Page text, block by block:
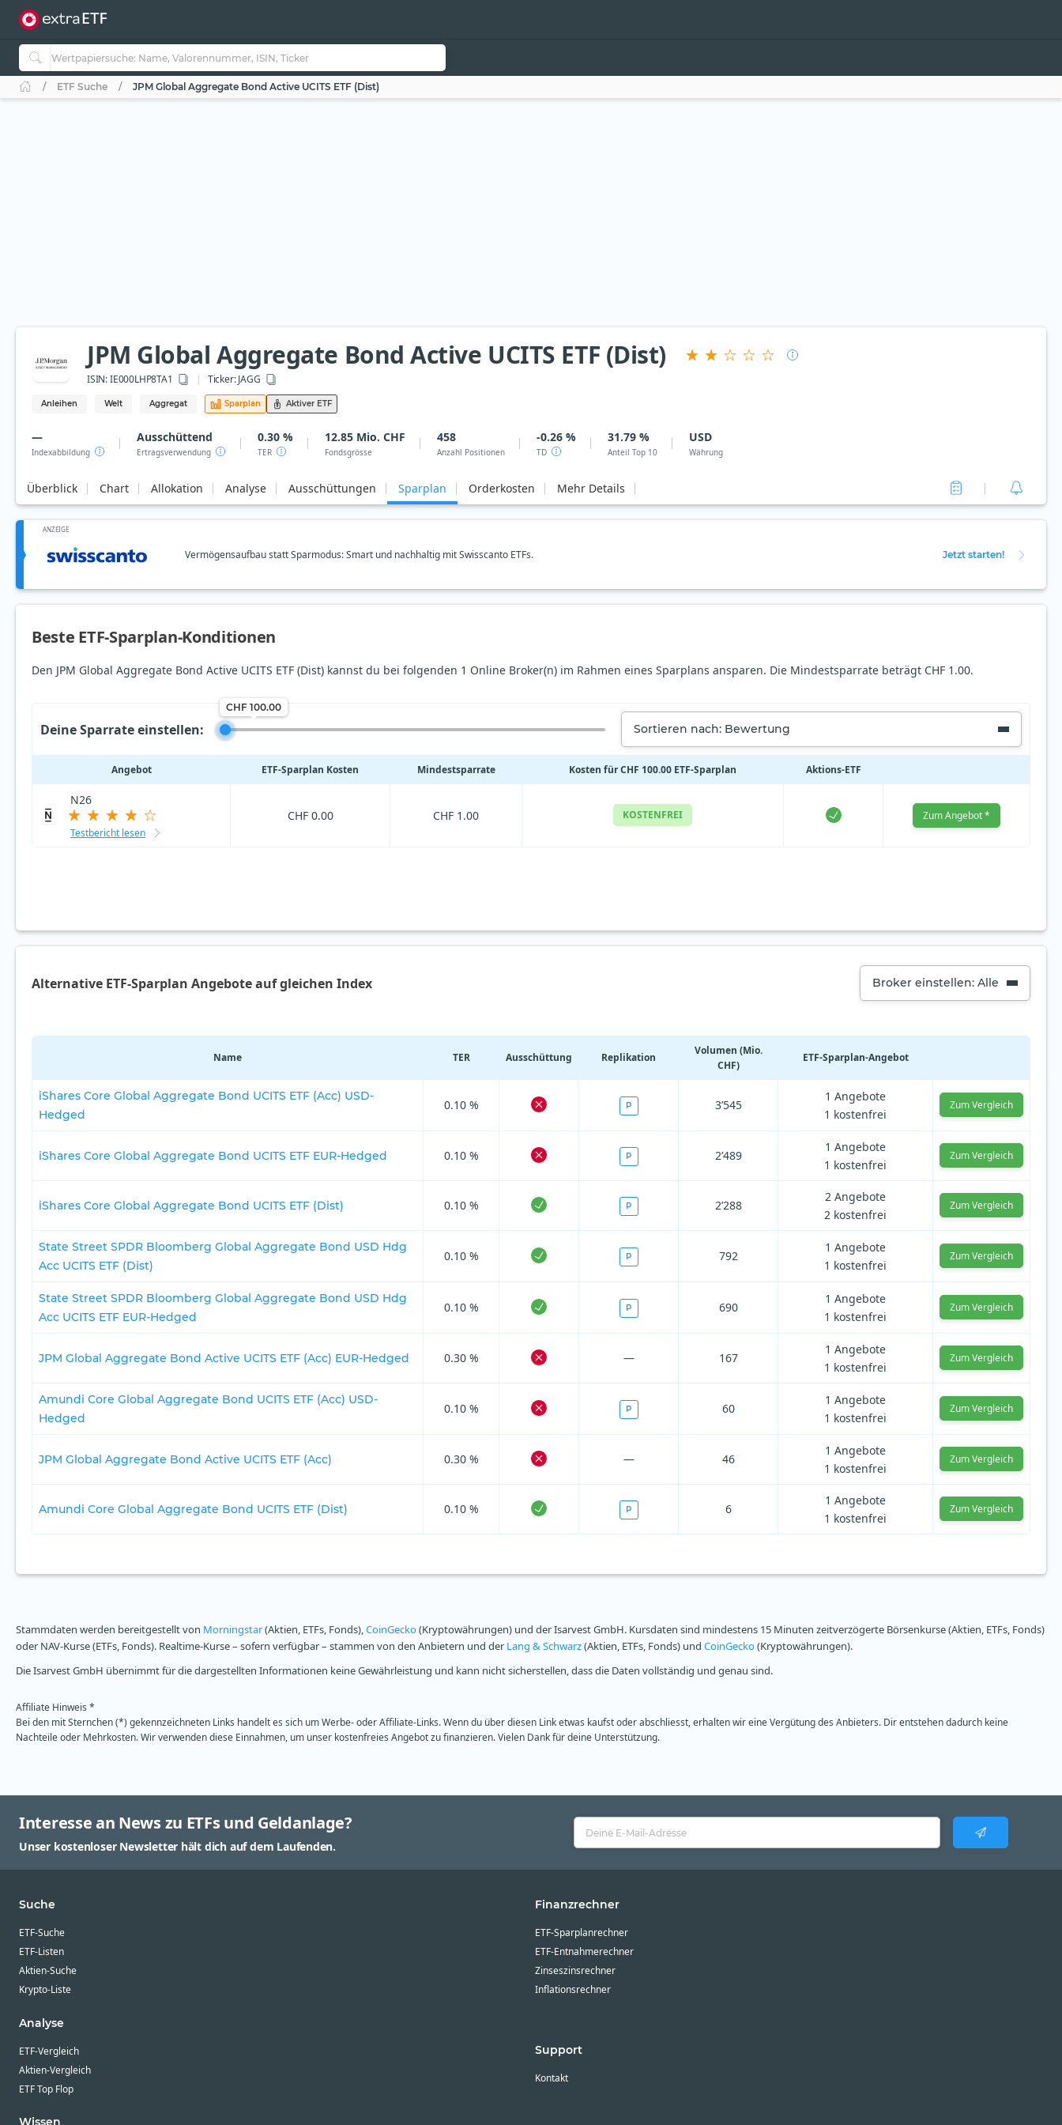
ETF Suche JPM Global Aggregate Bond Active UCITS ETF (Dist)
JPM Global Aggregate Bond Active UCITS ETF (Dist)
ISIN:IE000LHP8TA1 Ticker:JAGG
Anleihen Welt Aggregat Sparplan Aktiver ETF
—
Indexabbildung
Ausschüttend
Ertragsverwendung
0.30 %
TER
12.85 Mio. CHF
Fondsgrösse
458
Anzahl Positionen
-0.26 %
TD
31.79 %
Anteil Top 10
USD
Währung
Überblick Chart Allokation Analyse Ausschüttungen Sparplan Orderkosten Mehr Details
ANZEIGE
Vermögensaufbau statt Sparmodus: Smart und nachhaltig mit Swisscanto ETFs. Jetzt starten!
Beste ETF-Sparplan-Konditionen
Den JPM Global Aggregate Bond Active UCITS ETF (Dist) kannst du bei folgenden 1 Online Broker(n) im Rahmen eines Sparplans ansparen. Die Mindestsparrate beträgt CHF 1.00.
Deine Sparrate einstellen:
CHF 100.00
Sortieren nach: Bewertung
Angebot ETF‑Sparplan Kosten Mindestsparrate Kosten für CHF 100.00 ETF-Sparplan Aktions‑ETF
N26
Testbericht lesen
CHF 0.00 CHF 1.00 KOSTENFREI Zum Angebot *
Alternative ETF-Sparplan Angebote auf gleichen Index Broker einstellen: Alle
Name TER Ausschüttung Replikation
Volumen (Mio.
CHF)
ETF-Sparplan-Angebot
iShares Core Global Aggregate Bond UCITS ETF (Acc) USD-
Hedged
0.10 % P 3’545
1 Angebote
1 kostenfrei
Zum Vergleich
iShares Core Global Aggregate Bond UCITS ETF EUR-Hedged 0.10 % P 2’489
1 Angebote
1 kostenfrei
Zum Vergleich
iShares Core Global Aggregate Bond UCITS ETF (Dist) 0.10 % P 2’288
2 Angebote
2 kostenfrei
Zum Vergleich
State Street SPDR Bloomberg Global Aggregate Bond USD Hdg
Acc UCITS ETF (Dist)
0.10 % P 792
1 Angebote
1 kostenfrei
Zum Vergleich
State Street SPDR Bloomberg Global Aggregate Bond USD Hdg
Acc UCITS ETF EUR-Hedged
0.10 % P 690
1 Angebote
1 kostenfrei
Zum Vergleich
JPM Global Aggregate Bond Active UCITS ETF (Acc) EUR-Hedged 0.30 % — 167
1 Angebote
1 kostenfrei
Zum Vergleich
Amundi Core Global Aggregate Bond UCITS ETF (Acc) USD-
Hedged
0.10 % P 60
1 Angebote
1 kostenfrei
Zum Vergleich
JPM Global Aggregate Bond Active UCITS ETF (Acc) 0.30 % — 46
1 Angebote
1 kostenfrei
Zum Vergleich
Amundi Core Global Aggregate Bond UCITS ETF (Dist) 0.10 % P 6
1 Angebote
1 kostenfrei
Zum Vergleich
Stammdaten werden bereitgestellt von Morningstar(Aktien, ETFs, Fonds),CoinGecko(Kryptowährungen) und der Isarvest GmbH. Kursdaten sind mindestens 15 Minuten zeitverzögerte Börsenkurse (Aktien, ETFs, Fonds)
oder NAV-Kurse (ETFs, Fonds). Realtime-Kurse – sofern verfügbar – stammen von den Anbietern und der Lang & Schwarz(Aktien, ETFs, Fonds) und CoinGecko(Kryptowährungen).
Die Isarvest GmbH übernimmt für die dargestellten Informationen keine Gewährleistung und kann nicht sicherstellen, dass die Daten vollständig und genau sind.
Affiliate Hinweis *
Bei den mit Sternchen (*) gekennzeichneten Links handelt es sich um Werbe- oder Affiliate-Links. Wenn du über diesen Link etwas kaufst oder abschliesst, erhalten wir eine Vergütung des Anbieters. Dir entstehen dadurch keine
Nachteile oder Mehrkosten. Wir verwenden diese Einnahmen, um unser kostenfreies Angebot zu finanzieren. Vielen Dank für deine Unterstützung.
Interesse an News zu ETFs und Geldanlage?
Unser kostenloser Newsletter hält dich auf dem Laufenden.
Suche
ETF-Suche
ETF-Listen
Aktien-Suche
Krypto-Liste
Analyse
ETF-Vergleich
Aktien-Vergleich
ETF Top Flop
Wissen
Finanzrechner
ETF-Sparplanrechner
ETF-Entnahmerechner
Zinseszinsrechner
Inflationsrechner
Support
Kontakt